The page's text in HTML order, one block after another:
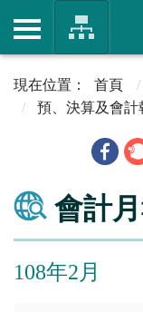
首頁
預、決算及會計
會計
108年2月